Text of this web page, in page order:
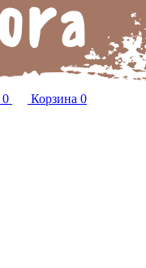
0 Корзина 0